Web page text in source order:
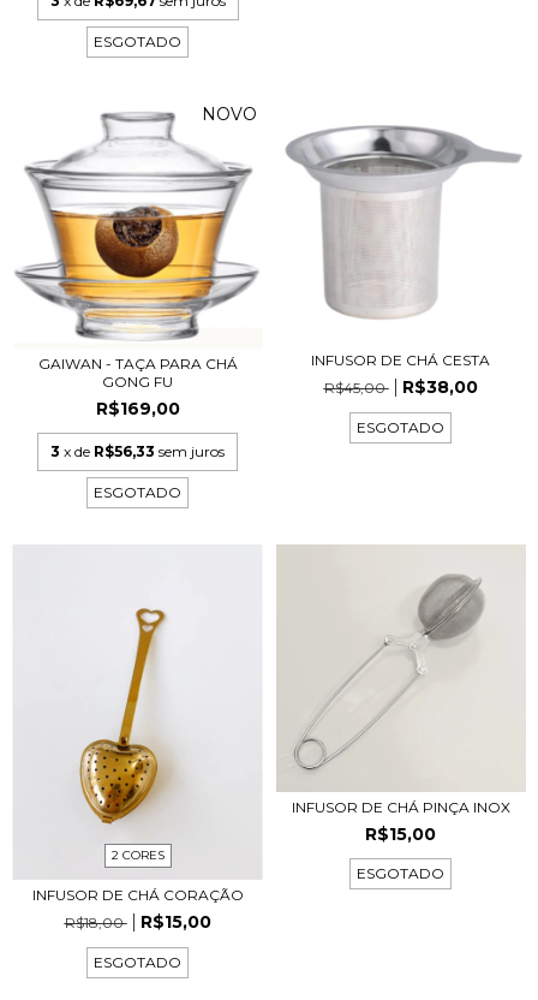
ESGOTADO
NOVO
GAIWAN - TAÇA PARA CHÁ
GONG FU
R$169,00
3 x de R$56,33 sem juros
ESGOTADO
INFUSOR DE CHÁ CESTA
R$45,00
R$38,00
ESGOTADO
2 CORES
INFUSOR DE CHÁ CORAÇÃO
R$18,00
R$15,00
ESGOTADO
INFUSOR DE CHÁ PINÇA INOX
R$15,00
ESGOTADO